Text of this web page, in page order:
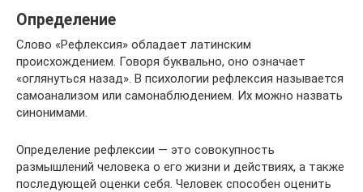
Определение
Слово «Рефлексия» обладает латинским
происхождением. Говоря буквально, оно означает
«оглянуться назад». В психологии рефлексия называется
самоанализом или самонаблюдением. Их можно назвать
синонимами.
Определение рефлексии — это совокупность
размышлений человека о его жизни и действиях, а также
последующей оценки себя. Человек способен оценить